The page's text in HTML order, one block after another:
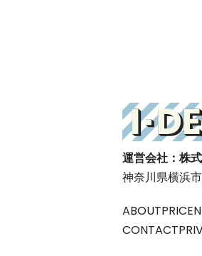
運営会社：株
神奈川県横浜
ABOUTPRICE
CONTACT